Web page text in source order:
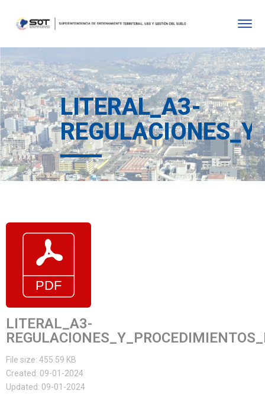
LITERAL_A3-
LITERAL_A3-
File size: 455.59 KB
Created: 09-01-2024
Updated: 09-01-2024